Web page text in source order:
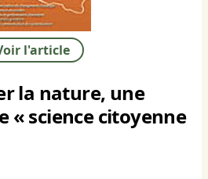
l'article
la nature, une
« science citoyenne